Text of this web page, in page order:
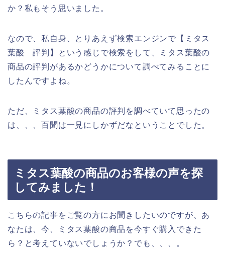
か？私もそう思いました。
なので、私自身、とりあえず検索エンジンで【ミタス
葉酸 評判】という感じで検索をして、ミタス葉酸の
商品の評判があるかどうかについて調べてみることに
したんですよね。
ただ、ミタス葉酸の商品の評判を調べていて思ったの
は、、、百聞は一見にしかずだなということでした。
ミタス葉酸の商品のお客様の声を探
してみました！
こちらの記事をご覧の方にお聞きしたいのですが、あ
なたは、今、ミタス葉酸の商品を今すぐ購入できた
ら？と考えていないでしょうか？でも、、、。